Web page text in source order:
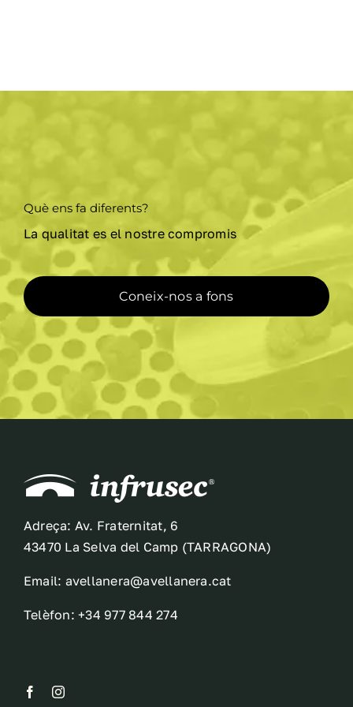
Què ens fa diferents?
La qualitat es el nostre compromis
Coneix-nos a fons
Adreça: Av. Fraternitat, 6
43470 La Selva del Camp (TARRAGONA)
Email: avellanera@avellanera.cat
Telèfon: +34 977 844 274